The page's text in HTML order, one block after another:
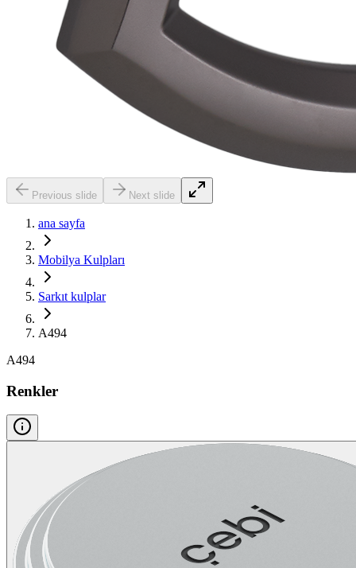
Previous slide Next slide
ana sayfa
Mobilya Kulpları
Sarkıt kulplar
A494
A494
Renkler